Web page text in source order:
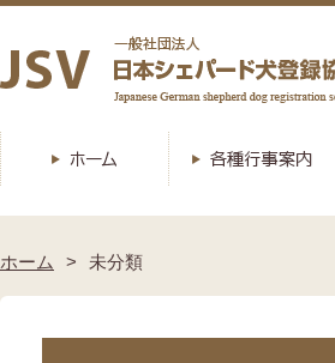
ホーム 未分類